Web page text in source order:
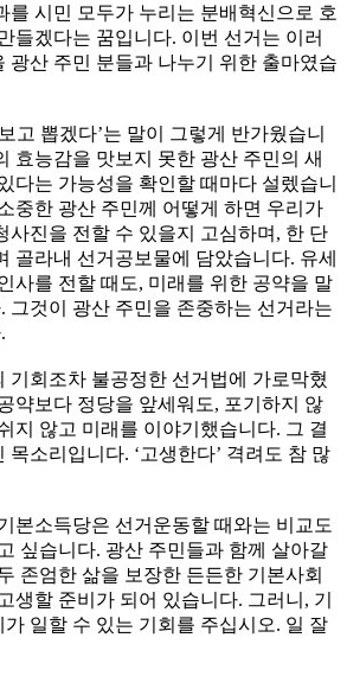
를 시민 모두가 누리는 분배혁신으로 호
들겠다는 꿈입니다. 이번 선거는 이러
광산 주민 분들과 나누기 위한 출마였습
고 뽑겠다’는 말이 그렇게 반가웠습니
효능감을 맛보지 못한 광산 주민의 새
다는 가능성을 확인할 때마다 설렜습니
중한 광산 주민께 어떻게 하면 우리가
사진을 전할 수 있을지 고심하며, 한 단
골라내 선거공보물에 담았습니다. 유세
사를 전할 때도, 미래를 위한 공약을 말
그것이 광산 주민을 존중하는 선거라는
기회조차 불공정한 선거법에 가로막혔
약보다 정당을 앞세워도, 포기하지 않
지 않고 미래를 이야기했습니다. 그 결
목소리입니다. ‘고생한다’ 격려도 참 많
본소득당은 선거운동할 때와는 비교도
싶습니다. 광산 주민들과 함께 살아갈
존엄한 삶을 보장한 든든한 기본사회
생할 준비가 되어 있습니다. 그러니, 기
일할 수 있는 기회를 주십시오. 일 잘